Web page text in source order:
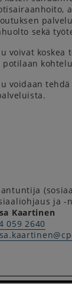
sekä
voivat koskea
voidaan tehdä
ja -
Kaartinen
059 2640